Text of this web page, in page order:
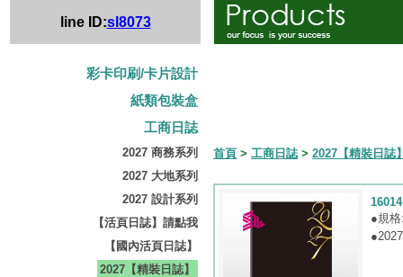
line ID:sl8073
彩卡印刷/卡片設計
紙類包裝盒
工商日誌
2027 商務系列
2027 大地系列
2027 設計系列
【活頁日誌】請點我
【國內活頁日誌】
2027【精裝日誌】
首頁 > 工商日誌> 2027【精裝日誌
16014
●規